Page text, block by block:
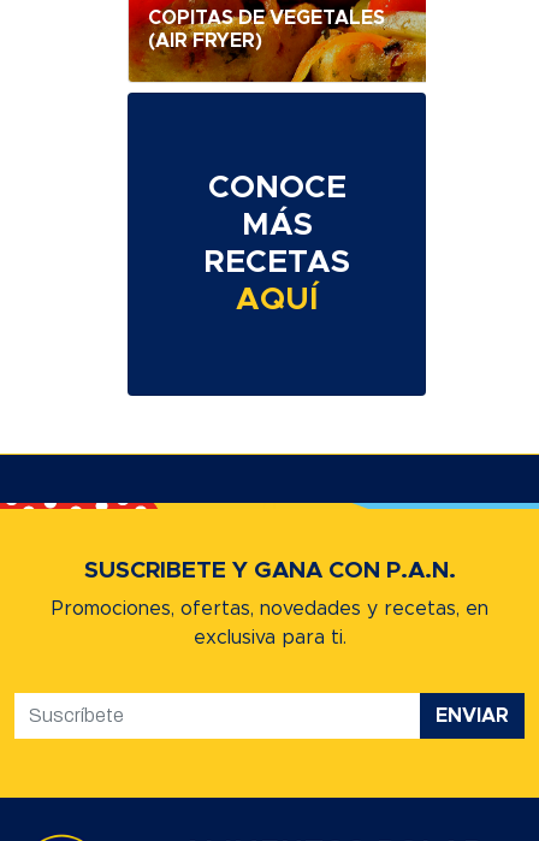
COPITAS DE VEGETALES
(AIR FRYER)
CONOCE
MÁS
RECETAS
AQUÍ
SUSCRIBETE Y GANA CON P.A.N.
Promociones, ofertas, novedades y recetas, en
exclusiva para ti.
ENVIAR